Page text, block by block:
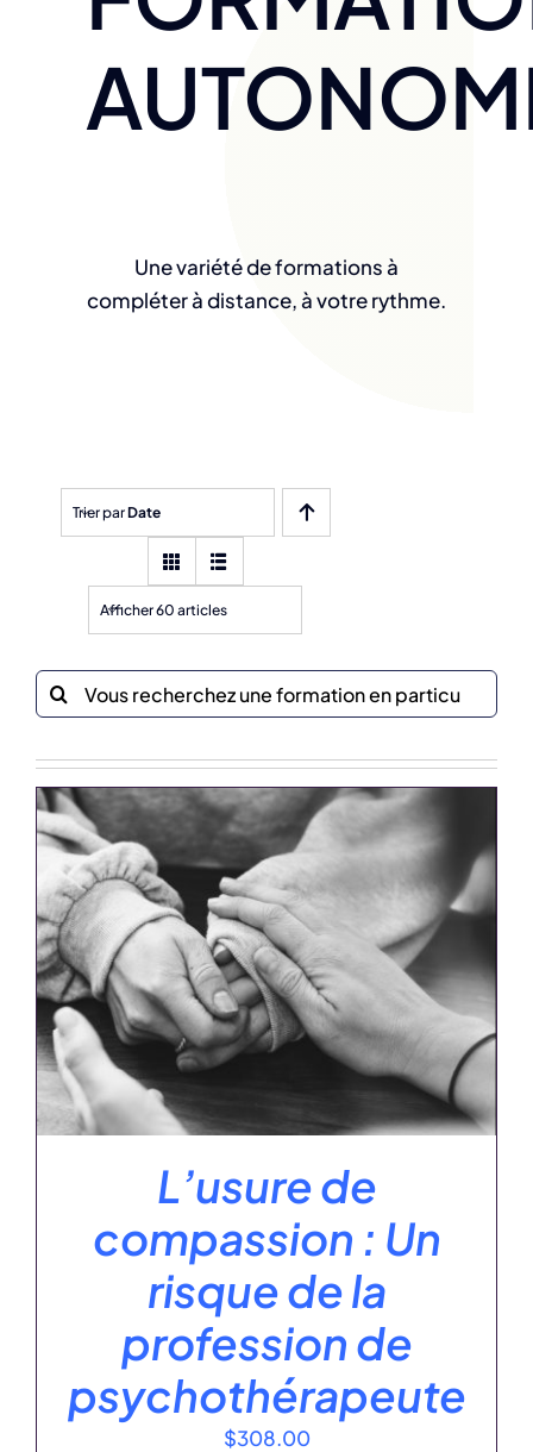
Une variété de formations à
compléter à distance, à votre rythme.
Trier parDate
Afficher 60 articles
Recherche
sur
site
:
L’usure de
compassion : Un
risque de la
profession de
psychothérapeute
$308.00